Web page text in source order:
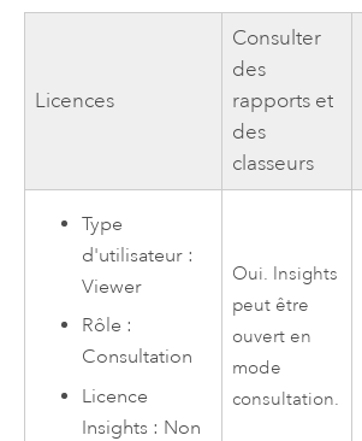
Licences
Consulter
des
rapports et
des
classeurs
Type
d'utilisateur :
Viewer
Rôle :
Consultation
Licence
Insights : Non
Oui. Insights
peut être
ouvert en
mode
consultation.